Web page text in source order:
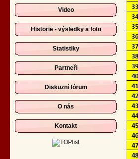
Video
Historie - výsledky a foto
Statistiky
Partneři
Diskuzní fórum
O nás
Kontakt